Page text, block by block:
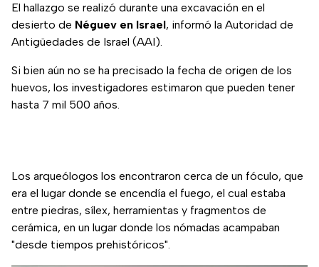
El hallazgo se realizó durante una excavación en el
desierto de Néguev en Israel, informó la Autoridad de
Antigüedades de Israel (AAI).
Si bien aún no se ha precisado la fecha de origen de los
huevos, los investigadores estimaron que pueden tener
hasta 7 mil 500 años.
Los arqueólogos los encontraron cerca de un fóculo, que
era el lugar donde se encendía el fuego, el cual estaba
entre piedras, sílex, herramientas y fragmentos de
cerámica, en un lugar donde los nómadas acampaban
"desde tiempos prehistóricos".